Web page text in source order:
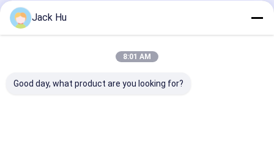
Jack Hu
8:01 AM
Good day, what product are you looking for?